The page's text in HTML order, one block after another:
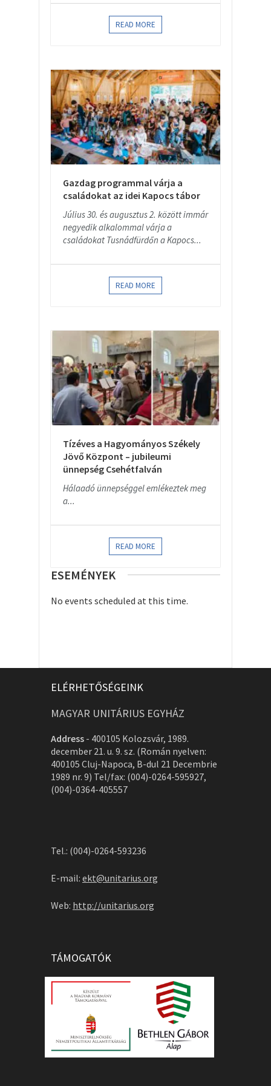
READ MORE
Gazdag programmal várja a
családokat az idei Kapocs tábor
Július 30. és augusztus 2. között immár
negyedik alkalommal várja a
családokat Tusnádfürdőn a Kapocs...
READ MORE
Tízéves a Hagyományos Székely
Jövő Központ – jubileumi
ünnepség Csehétfalván
Hálaadó ünnepséggel emlékeztek meg
a...
READ MORE
ESEMÉNYEK
No events scheduled at this time.
ELÉRHETŐSÉGEINK
MAGYAR UNITÁRIUS EGYHÁZ
Address - 400105 Kolozsvár, 1989.
december 21. u. 9. sz. (Román nyelven:
400105 Cluj-Napoca, B-dul 21 Decembrie
1989 nr. 9) Tel/fax: (004)-0264-595927,
(004)-0364-405557
Tel.: (004)-0264-593236
E-mail: ekt@unitarius.org
Web: http://unitarius.org
TÁMOGATÓK